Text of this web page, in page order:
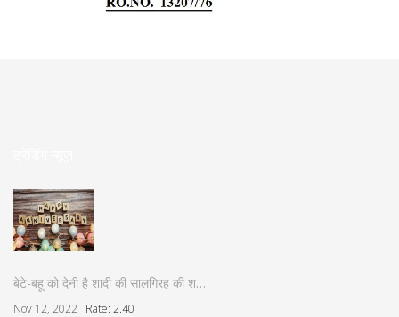
बेटे-बहू को देनी है शादी की सालगिरह की श…
Nov 12, 2022 Rate: 2.40